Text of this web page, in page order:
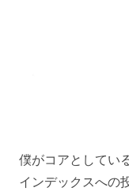
僕がコアとしてい
インデックスへの